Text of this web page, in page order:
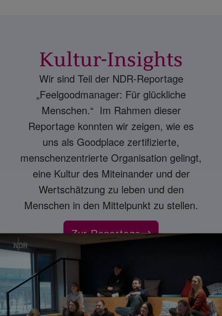
Kultur-Insights
Wir sind Teil der NDR-Reportage
„Feelgoodmanager: Für glückliche
Menschen.“ Im Rahmen dieser
Reportage konnten wir zeigen, wie es
uns als Goodplace zertifizierte,
menschenzentrierte Organisation gelingt,
eine Kultur des Miteinander und der
Wertschätzung zu leben und den
Menschen in den Mittelpunkt zu stellen.
Zur Reportage